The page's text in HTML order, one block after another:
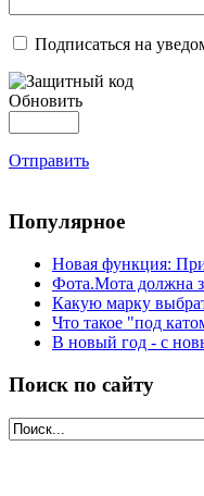
Подписаться на
Обновить
Отправить
Популярное
Новая функция:
Фота.Мота должна
Какую марку
Что такое "под
В новый год - с
Поиск по сайту